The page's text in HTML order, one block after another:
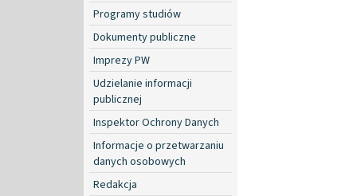
Programy studiów
Dokumenty publiczne
Imprezy PW
Udzielanie informacji
publicznej
Inspektor Ochrony Danych
Informacje o przetwarzaniu
danych osobowych
Redakcja